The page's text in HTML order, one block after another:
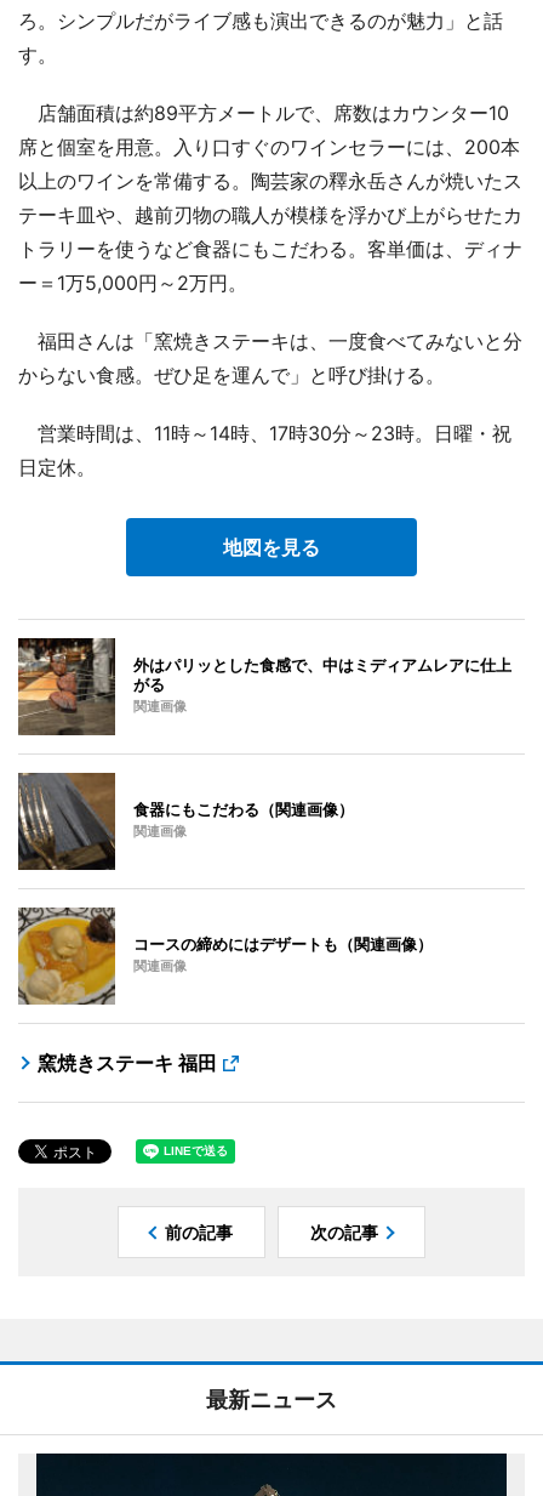
ろ。シンプルだがライブ感も演出できるのが魅力」と話
す。
店舗面積は約89平方メートルで、席数はカウンター10
席と個室を用意。入り口すぐのワインセラーには、200本
以上のワインを常備する。陶芸家の釋永岳さんが焼いたス
テーキ皿や、越前刃物の職人が模様を浮かび上がらせたカ
トラリーを使うなど食器にもこだわる。客単価は、ディナ
ー＝1万5,000円～2万円。
福田さんは「窯焼きステーキは、一度食べてみないと分
からない食感。ぜひ足を運んで」と呼び掛ける。
営業時間は、11時～14時、17時30分～23時。日曜・祝
日定休。
地図を見る
外はパリッとした食感で、中はミディアムレアに仕上
がる
関連画像
食器にもこだわる（関連画像）
関連画像
コースの締めにはデザートも（関連画像）
関連画像
窯焼きステーキ 福田
前の記事 次の記事
最新ニュース